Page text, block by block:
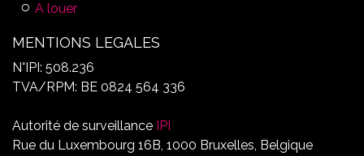
A louer
MENTIONS LEGALES
N°IPI: 508.236
TVA/RPM: BE 0824 564 336
Autorité de surveillance IPI
Rue du Luxembourg 16B, 1000 Bruxelles, Belgique